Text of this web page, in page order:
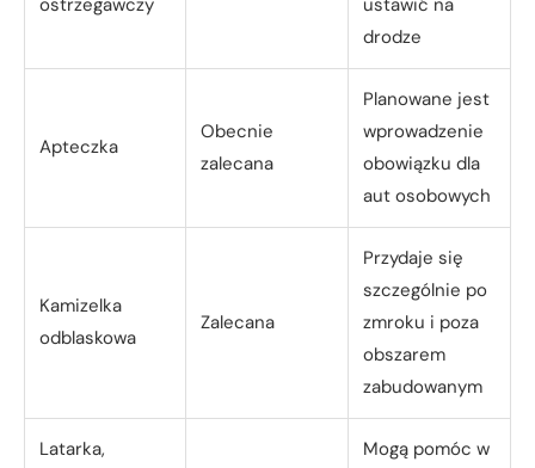
ostrzegawczy
ustawić na
drodze
Apteczka
Obecnie
zalecana
Planowane jest
wprowadzenie
obowiązku dla
aut osobowych
Kamizelka
odblaskowa
Zalecana
Przydaje się
szczególnie po
zmroku i poza
obszarem
zabudowanym
Latarka,
Mogą pomóc w